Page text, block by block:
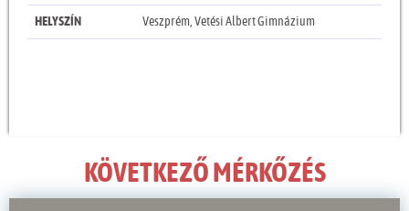
HELYSZÍN Veszprém, Vetési Albert Gimnázium
KÖVETKEZŐ MÉRKŐZÉS